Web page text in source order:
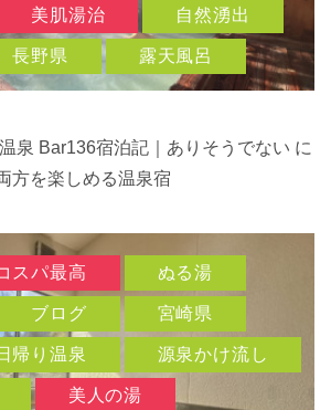
美肌湯治 自然湧出
長野県 露天風呂
泉 Bar136宿泊記｜ありそうでない に
方を楽しめる温泉宿
スパ最高 ぬる湯
ブログ 宮崎県
帰り温泉 源泉かけ流し
美人の湯